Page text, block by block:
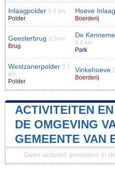
Inlaagpolder 8.4 km
Polder
Hoeve Inlaag
Boerderij
Geesterbrug 8.5 km
Brug
De
8.8 km
Park
Westzanerpolder 9.1
km
Polder
Vinkehoeve
Boerderij
ACTIVITEITEN
DE OMGEVING
GEMEENTE VAN
Geen activiteit gevonden in